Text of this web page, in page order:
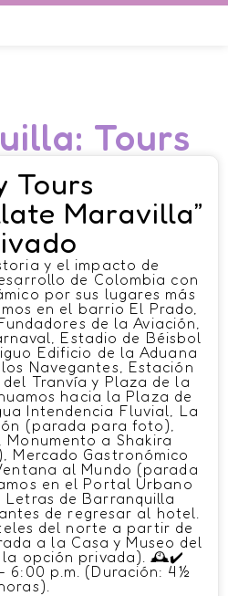
Tours
Tours
Maravilla”
y el impacto de
de Colombia con
por sus lugares más
en el barrio El Prado,
de la Aviación,
Estadio de Béisbol
Edificio de la Aduana
Navegantes, Estación
Tranvía y Plaza de la
hacia la Plaza de
Intendencia Fluvial, La
(parada para foto),
a Shakira
Mercado Gastronómico
al Mundo (parada
en el Portal Urbano
Letras de Barranquilla
de regresar al hotel.
del norte a partir de
a la Casa y Museo del
la opción privada). 🕰✔
6:00 p.m. (Duración: 4½